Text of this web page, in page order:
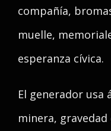
compañía,
muelle,
esperanza cívica.
El generador usa
minera,